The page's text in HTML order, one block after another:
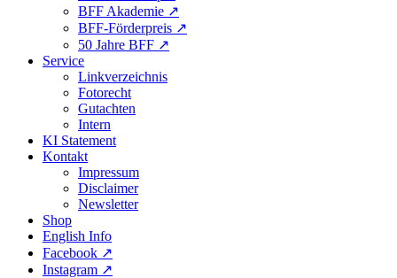
BFF Akademie ↗︎
BFF-Förderpreis ↗︎
50 Jahre BFF ↗︎
Service
Linkverzeichnis
Fotorecht
Gutachten
Intern
KI Statement
Kontakt
Impressum
Disclaimer
Newsletter
Shop
English Info
Facebook ↗︎
Instagram ↗︎